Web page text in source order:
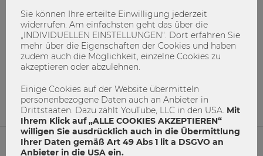
Die WU hilft - hilfst du mit?
Covid-19 Mund-Nasen-Schutz-Maske
1 0
Sie können Ihre erteilte Einwilligung jederzeit
widerrufen. Am einfachsten geht das über die
„INDIVIDUELLEN EINSTELLUNGEN“. Dort erfahren Sie
mehr über die Eigenschaften der Cookies und haben
zudem auch die Möglichkeit, einzelne Cookies zu
akzeptieren oder abzulehnen.
Einige Cookies auf der Website übermitteln
personenbezogene Daten auch an Anbieter in
Drittstaaten. Dazu zählt YouTube, LLC in den USA. Mit
Ihrem Klick auf „ALLE COOKIES AKZEPTIEREN“
willigen Sie ausdrücklich auch in die Übermittlung
Ihrer Daten gemäß Art 49 Abs 1 lit a DSGVO an
Anbieter in die USA ein.